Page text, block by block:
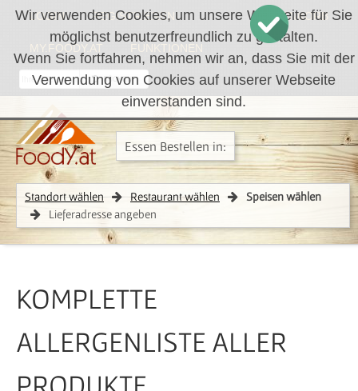
Wir verwenden Cookies, um unsere Webseite für Sie
möglichst benutzerfreundlich zu gestalten.
Wenn Sie fortfahren, nehmen wir an, dass Sie mit der
Verwendung von Cookies auf unserer Webseite
einverstanden sind.
LOGIN REGISTRIEREN WARENKORB
MY.FOODY.AT FUNKTIONEN
RÜCKRUF
Standort wählen Restaurant wählen
Speisen wählen
Lieferadresse angeben
Essen Bestellen in:
KOMPLETTE
ALLERGENLISTE ALLER
PRODUKTE